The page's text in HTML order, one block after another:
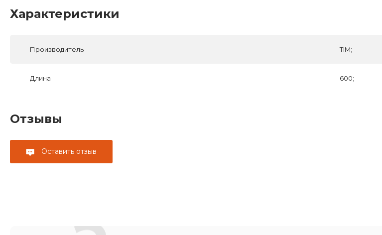
Характеристики
Производитель TIM;
Длина 600;
Отзывы
Оставить отзыв